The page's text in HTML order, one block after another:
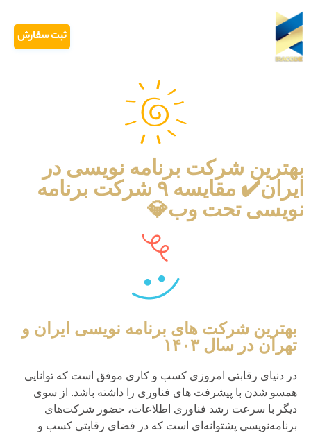
ثبت سفارش
بهترین شرکت برنامه نویسی در
ایران✔️ مقایسه ۹ شرکت برنامه
نویسی تحت وب💎
بهترین شرکت های برنامه نویسی ایران و
تهران در سال ۱۴۰۳
در دنیای رقابتی امروزی کسب و کاری موفق است که توانایی
همسو شدن با پیشرفت های فناوری را داشته باشد. از سوی
دیگر با سرعت رشد فناوری اطلاعات، حضور شرکت‌های
برنامه‌نویسی پشتوانه‌ای است که در فضای رقابتی کسب و